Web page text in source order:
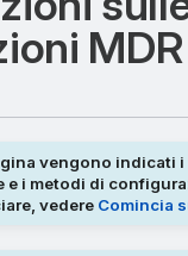
MDR
vengono indicati
e i metodi di
vedere Comincia